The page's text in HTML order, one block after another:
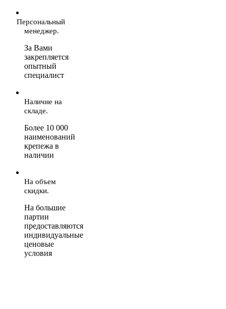
Персональный
менеджер.
За Вами
закрепляется
опытный
специалист
Наличие на
складе.
Более 10 000
наименований
крепежа в
наличии
На объем
скидки.
На большие
партии
предоставляются
индивидуальные
ценовые
условия